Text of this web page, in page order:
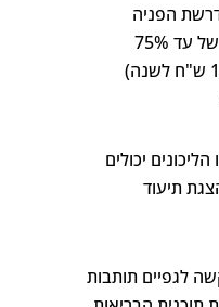
הפניה
מרופא כללית. ניתן לבקש החזר של עד 75%
מהעלות (עד מקסימום של 1,100 ש"ח לשנה)
יכולים
תיעוד
לגפיים תותבות